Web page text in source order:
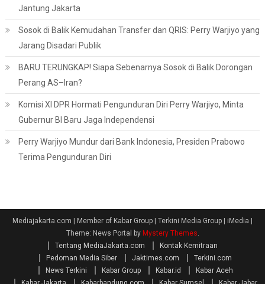
Jantung Jakarta
Sosok di Balik Kemudahan Transfer dan QRIS: Perry Warjiyo yang
Jarang Disadari Publik
BARU TERUNGKAP! Siapa Sebenarnya Sosok di Balik Dorongan
Perang AS–Iran?
Komisi XI DPR Hormati Pengunduran Diri Perry Warjiyo, Minta
Gubernur BI Baru Jaga Independensi
Perry Warjiyo Mundur dari Bank Indonesia, Presiden Prabowo
Terima Pengunduran Diri
Mediajakarta.com | Member of Kabar Group | Terkini Media Group | iMedia
Theme: News Portal by Mystery Themes.
Tentang MediaJakarta.com
Kontak Kemitraan
Pedoman Media Siber
Jaktimes.com
Terkini.com
News Terkini
Kabar Group Kabar.id
Kabar Aceh